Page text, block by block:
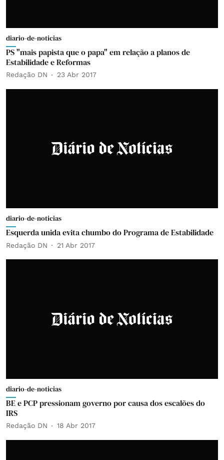
diario-de-noticias
PS "mais papista que o papa" em relação a planos de
Estabilidade e Reformas
Redação DN 23 Abr 2017
diario-de-noticias
Esquerda unida evita chumbo do Programa de Estabilidade
Redação DN 21 Abr 2017
diario-de-noticias
BE e PCP pressionam governo por causa dos escalões do
IRS
Redação DN 18 Abr 2017